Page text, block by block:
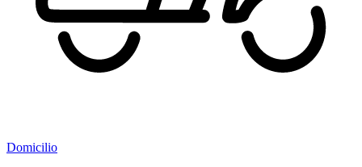
Domicilio